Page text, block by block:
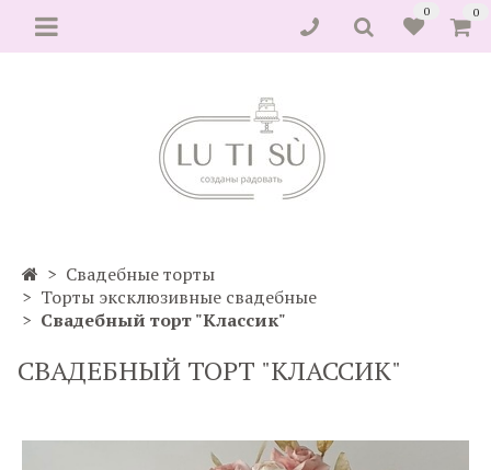
0 0
Свадебные торты
Торты эксклюзивные свадебные
Свадебный торт "Классик"
СВАДЕБНЫЙ ТОРТ "КЛАССИК"